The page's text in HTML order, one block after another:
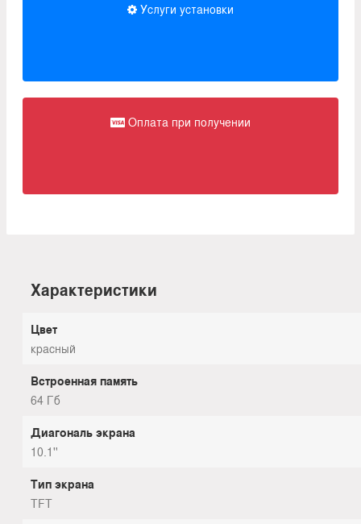
Услуги установки
Оплата при получении
Характеристики
Цвет
красный
Встроенная память
64 Гб
Диагональ экрана
10.1''
Тип экрана
TFT